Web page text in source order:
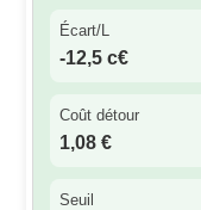
Écart/L
-12,5 c€
Coût détour
1,08 €
Seuil